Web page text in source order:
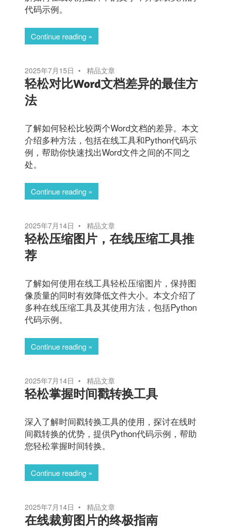
代码示例。
Continue reading
2025年7月15日 精品文章
轻松对比Word文档差异的最佳方
法
了解如何轻松比较两个Word文档的差异。本文
介绍多种方法，包括在线工具和Python代码示
例，帮助你快速找出Word文件之间的不同之
处。
Continue reading
2025年7月14日 精品文章
轻松压缩图片，在线压缩工具推
荐
了解如何使用在线工具轻松压缩图片，保持图
像质量的同时有效降低文件大小。本文介绍了
多种在线压缩工具及其使用方法，包括Python
代码示例。
Continue reading
2025年7月14日 精品文章
轻松掌握时间戳转换工具
深入了解时间戳转换工具的使用，探讨在线时
间戳转换的优势，提供Python代码示例，帮助
您轻松掌握时间转换。
Continue reading
2025年7月14日 精品文章
在线裁剪图片的终极指南